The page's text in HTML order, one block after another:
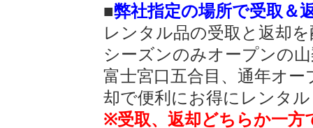
■弊社指定の場所で受取＆
レンタル品の受取と返却
シーズンのみオープンの
富士宮口五合目、通年オ
却で便利にお得にレンタ
※受取、返却どちらか一方